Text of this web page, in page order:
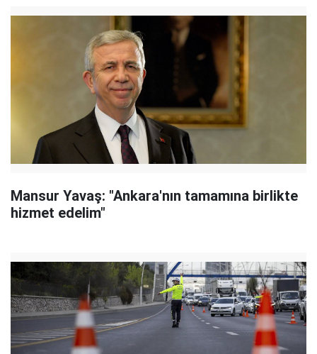
Mansur Yavaş: "Ankara'nın tamamına birlikte
hizmet edelim"